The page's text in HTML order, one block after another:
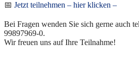
📅 Jetzt teilnehmen – hier klicken –
Bei Fragen wenden Sie sich gerne auch
99897969-0.
Wir freuen uns auf Ihre Teilnahme!